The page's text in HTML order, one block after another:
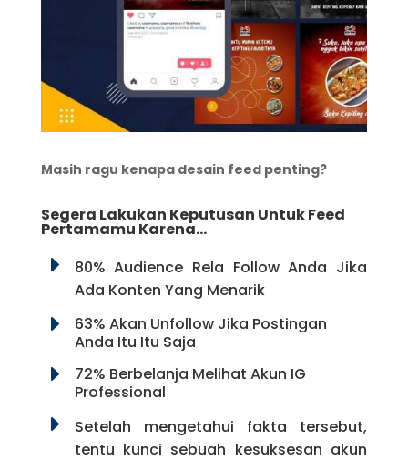
Masih ragu kenapa desain feed penting?
Segera Lakukan Keputusan Untuk Feed
Pertamamu Karena…
E
80% Audience Rela Follow Anda Jika
Ada Konten Yang Menarik
E
63% Akan Unfollow Jika Postingan
Anda Itu Itu Saja
E
72% Berbelanja Melihat Akun IG
Professional
E
Setelah mengetahui fakta tersebut,
tentu kunci sebuah kesuksesan akun